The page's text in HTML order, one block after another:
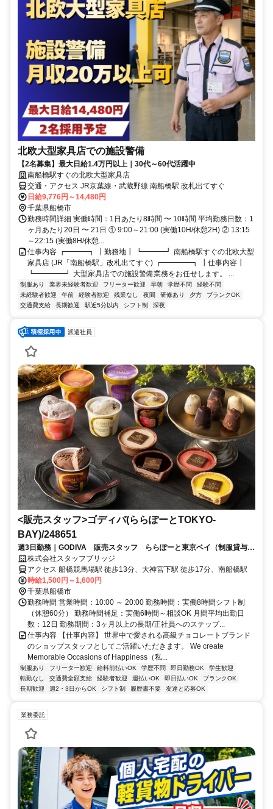
北欧大型家具店での施設警備
【2名募集】最大日給1.4万円以上｜30代～60代活躍中
南船橋駅すぐの北欧大型家具店
交通・アクセス JR京葉線・武蔵野線 南船橋駅 改札出てすぐ
日給9,776円～14,480円
千葉県船橋市
勤務時間詳細 実働時間：1日あたり8時間 〜 10時間 平均勤務日数：1
ヶ月あたり20日 〜 21日 ① 9:00～21:00 (実働10H/休憩2H) ② 13:15
～22:15 (実働8H/休憩...
仕事内容 ┏━━━┓ ┃勤務地┃ ┗━━━┛ 南船橋駅すぐの北欧大型
家具店 (JR「南船橋駅」改札出てすぐ) ┏━━━━┓ ┃仕事内容┃
┗━━━━┛ 大型家具店での施設警備業務をお任せします。 ...
制服あり 業界未経験者歓迎 フリーター歓迎 早朝 学歴不問
経験不問
未経験者歓迎
午前 経験者歓迎 残業なし 夜間 研修あり 夕方
ブランクOK
交通費支給
長期歓迎 駅近5分以内 シフト制 深夜
派遣社員
<販売スタッフ>ゴディバ(ららぽーとTOKYO-
BAY)/248651
週3日勤務｜GODIVA 販売スタッフ ららぽーと東京ベイ（制服貸与・
前払い可・交通費全額支給）
株式会社スタッフブリッジ
アクセス 船橋競馬場駅 徒歩13分、大神宮下駅 徒歩17分、南船橋駅
時給1,500円～1,600円
千葉県船橋市
勤務時間 営業時間：10:00 ～ 20:00 勤務時間：実働8時間シフト制
（休憩60分） 勤務時間補足：実働6時間～相談OK 月間平均出勤日
数：12日 勤務期間：3ヶ月以上の長期/正社員へのステップ...
仕事内容 【仕事内容】 世界中で愛される高級チョコレートブランド
のショップスタッフとしてご活躍いただきます。 We create
Memorable Occasions of Happiness（私...
制服あり フリーター歓迎 給料前払いOK 学歴不問 即日勤務OK
学生歓迎
転勤なし
交通費全額支給 経験者歓迎 週払いOK 即日払いOK
ブランクOK
長期歓迎
週2・3日からOK シフト制 履歴書不要 友達と応募OK
業務委託